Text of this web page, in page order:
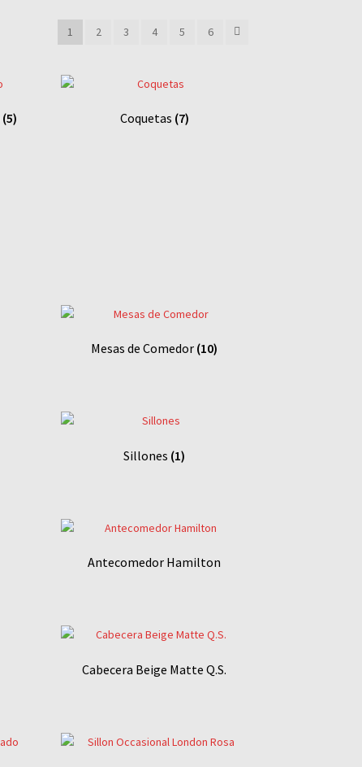
1 2 3 4 5 6
(5) Coquetas (7)
Mesas de Comedor (10)
Sillones (1)
Antecomedor Hamilton
Cabecera Beige Matte Q.S.